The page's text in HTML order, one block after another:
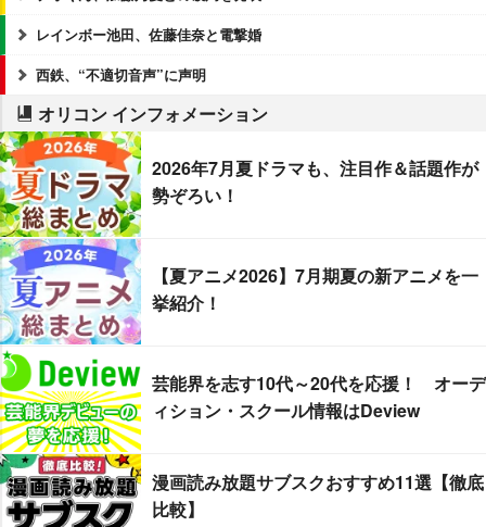
レインボー池田、佐藤佳奈と電撃婚
西鉄、“不適切音声”に声明
オリコン インフォメーション
2026年7月夏ドラマも、注目作＆話題作が
勢ぞろい！
【夏アニメ2026】7月期夏の新アニメを一
挙紹介！
芸能界を志す10代～20代を応援！ オーデ
ィション・スクール情報はDeview
漫画読み放題サブスクおすすめ11選【徹底
比較】